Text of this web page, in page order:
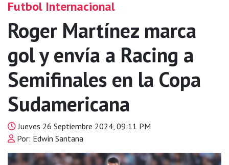
Futbol Internacional
Roger Martínez marca
gol y envía a Racing a
Semifinales en la Copa
Sudamericana
Jueves 26 Septiembre 2024, 09:11 PM
Por: Edwin Santana